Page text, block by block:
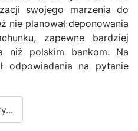
swojego marzenia do
nie planował deponowania
zapewne bardziej
niż polskim bankom. Na
odpowiadania na pytanie